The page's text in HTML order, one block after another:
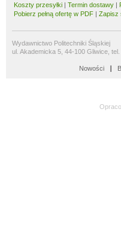
Koszty przesyłki | Termin dostawy |
Pobierz pełną ofertę w PDF | Zapisz
Wydawnictwo Politechniki Śląskiej
ul. Akademicka 5, 44-100 Gliwice,
Nowości